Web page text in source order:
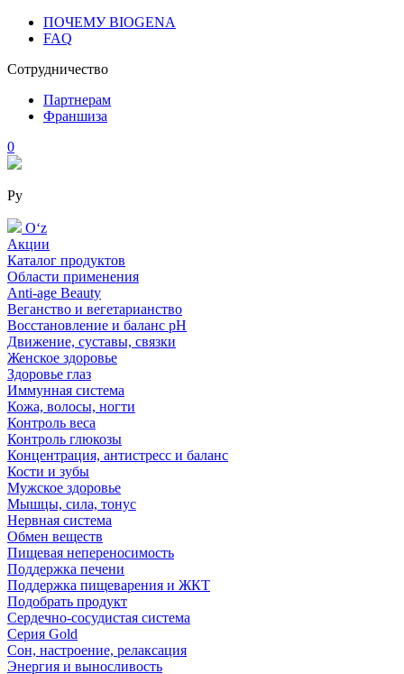
ПОЧЕМУ BIOGENA
FAQ
Сотрудничество
Партнерам
Франшиза
0
Ру
Oʻz
Акции
Каталог продуктов
Области применения
Anti-age Beauty
Веганство и вегетарианство
Восстановление и баланс pH
Движение, суставы, связки
Женское здоровье
Здоровье глаз
Иммунная система
Кожа, волосы, ногти
Контроль веса
Контроль глюкозы
Концентрация, антистресс и баланс
Кости и зубы
Мужское здоровье
Мышцы, сила, тонус
Нервная система
Обмен веществ
Пищевая непереносимость
Поддержка печени
Поддержка пищеварения и ЖКТ
Подобрать продукт
Сердечно-сосудистая система
Серия Gold
Сон, настроение, релаксация
Энергия и выносливость